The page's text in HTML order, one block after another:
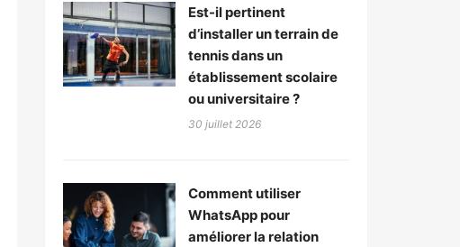
Est-il pertinent
d’installer un terrain de
tennis dans un
établissement scolaire
ou universitaire ?
30 juillet 2026
Comment utiliser
WhatsApp pour
améliorer la relation